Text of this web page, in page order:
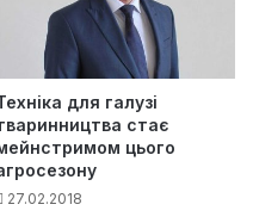
для галузі
стає
цього
27.02.2018